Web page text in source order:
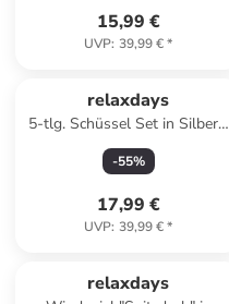
15,99 €
UVP: 39,99 €*
relaxdays
5-tlg. Schüssel Set in Silber -
Ø14 - 24 cm
-55%
17,99 €
UVP: 39,99 €*
relaxdays